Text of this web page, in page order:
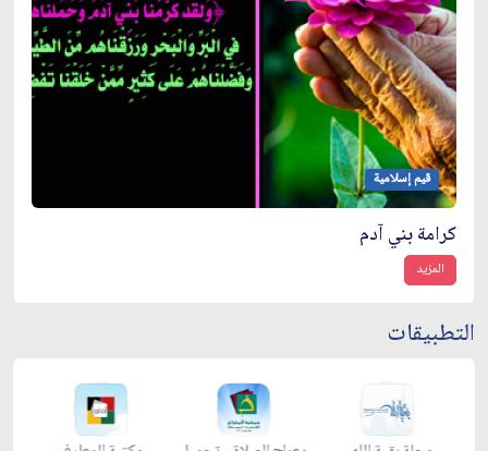
قيم إسلامية
كرامة بني آدم
المزيد
التطبيقات